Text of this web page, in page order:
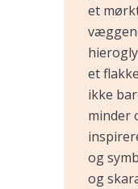
et
et
ikke
minder
og
og